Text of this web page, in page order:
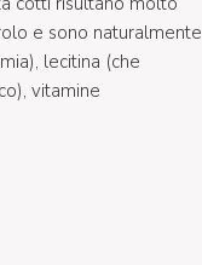
e sono naturalmente
lecitina (che
vitamine